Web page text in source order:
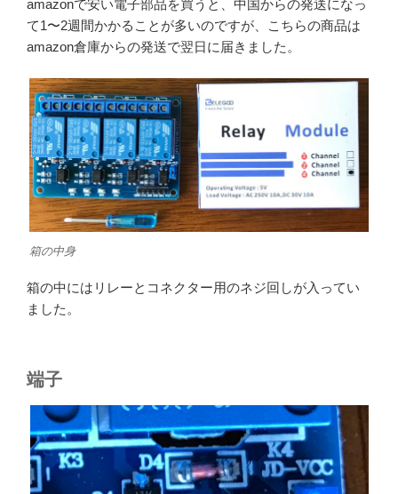
amazonで安い電子部品を買うと、中国からの発送になっ
て1〜2週間かかることが多いのですが、こちらの商品は
amazon倉庫からの発送で翌日に届きました。
箱の中身
箱の中にはリレーとコネクター用のネジ回しが入ってい
ました。
端子